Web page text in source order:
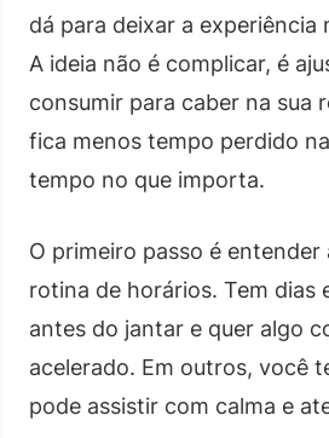
dá para deixar a experiência
A ideia não é complicar, é
consumir para caber na sua
fica menos tempo perdido
tempo no que importa.
O primeiro passo é entender
rotina de horários. Tem dias
antes do jantar e quer algo
acelerado. Em outros, você
pode assistir com calma e